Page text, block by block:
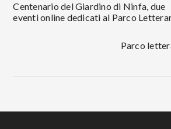
Centenario del Giardino di Ninfa, due
eventi online dedicati al Parco
Parco